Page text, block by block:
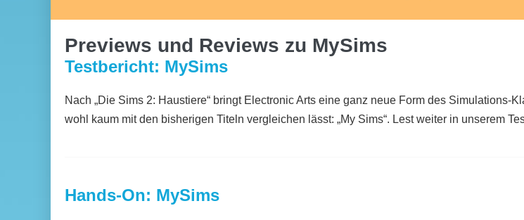
Previews und Reviews zu MySims
Testbericht: MySims
Nach „Die Sims 2: Haustiere“ bringt Electronic Arts eine ganz neue Form des
wohl kaum mit den bisherigen Titeln vergleichen lässt: „My Sims“. Lest weiter in unserem
Hands-On: MySims